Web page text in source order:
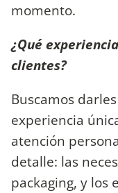
momento.
¿Qué
clientes?
Buscamos
experiencia
atención
detalle: las
packaging, y los